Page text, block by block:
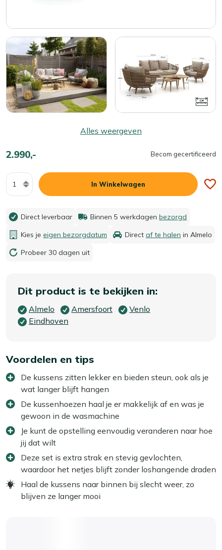
Alles weergeven
2.990,- Becom gecertificeerd
Aantal
In Winkelwagen
Direct leverbaar Binnen 5 werkdagen bezorgd
Kies je eigen bezorgdatum Direct af te halen in Almelo
Probeer 30 dagen uit
Dit product is te bekijken in:
Almelo Amersfoort
Venlo
Eindhoven
Voordelen en tips
De kussens zitten lekker en bieden steun, ook als je
wat langer blijft hangen
De kussenhoezen haal je er makkelijk af en was je
gewoon in de wasmachine
Je kunt de opstelling eenvoudig veranderen naar hoe
jij dat wilt
Deze set is extra strak en stevig gevlochten,
waardoor het netjes blijft zonder loshangende draden
Haal de kussens naar binnen bij slecht weer, zo
blijven ze langer mooi